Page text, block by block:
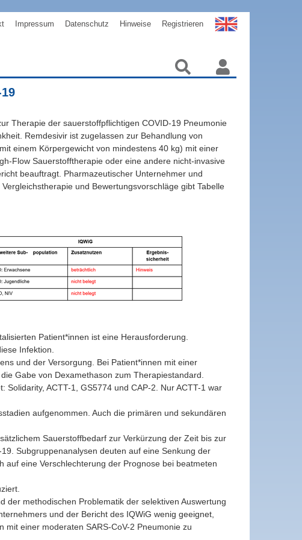
Impressum Datenschutz Hinweise Registrieren
Therapie der sauerstoffpflichtigen COVID-19 Pneumonie
Remdesivir ist zugelassen zur Behandlung von
einem Körpergewicht von mindestens 40 kg) mit einer
Flow Sauerstofftherapie oder eine andere nicht-invasive
beauftragt. Pharmazeutischer Unternehmer und
und Bewertungsvorschläge gibt Tabelle
Patient*innen ist eine Herausforderung.
Infektion.
und der Versorgung. Bei Patient*innen mit einer
Gabe von Dexamethason zum Therapiestandard.
ACTT-1, GS5774 und CAP-2. Nur ACTT-1 war
aufgenommen. Auch die primären und sekundären
Sauerstoffbedarf zur Verkürzung der Zeit bis zur
Subgruppenanalysen deuten auf eine Senkung der
auf eine Verschlechterung der Prognose bei beatmeten
der methodischen Problematik der selektiven Auswertung
und der Bericht des IQWiG wenig geeignet,
einer moderaten SARS-CoV-2 Pneumonie zu